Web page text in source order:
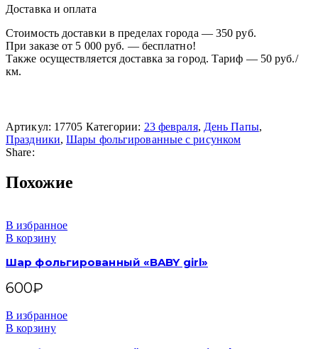
Доставка и оплата
Стоимость доставки в пределах города — 350 руб.
При заказе от 5 000 руб. — бесплатно!
Также осуществляется доставка за город. Тариф — 50 руб./
км.
Артикул: 17705 Категории: 23 февраля, День Папы,
Праздники, Шары фольгированные с рисунком
Share:
Похожие
В избранное
В корзину
Шар фольгированный «BABY girl»
600₽
В избранное
В корзину